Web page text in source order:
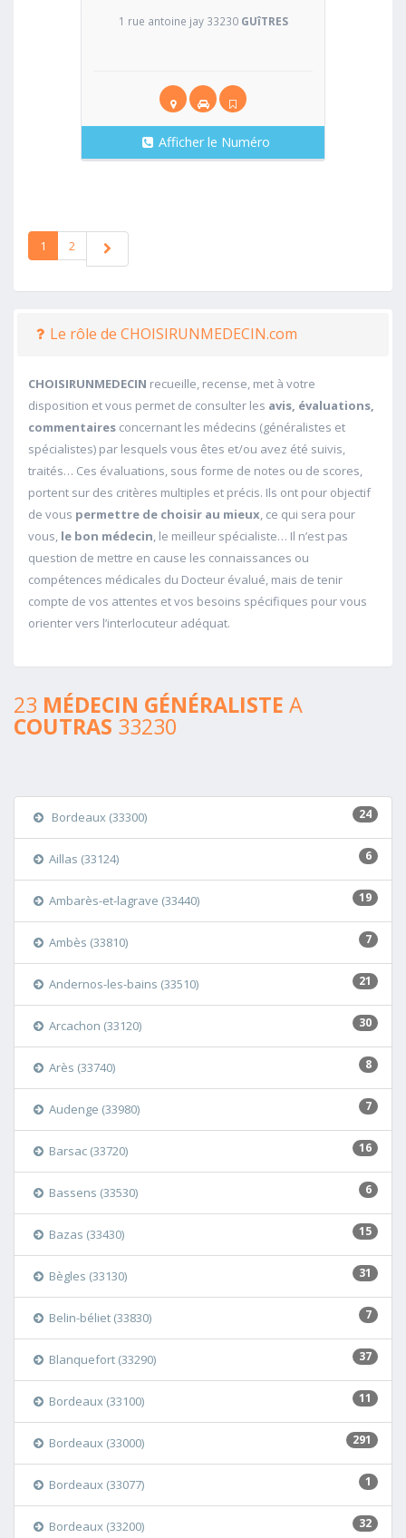
1 rue antoine jay 33230 GUîTRES
Afficher le Numéro
1 2
Le rôle de CHOISIRUNMEDECIN.com
CHOISIRUNMEDECIN recueille, recense, met à votre
disposition et vous permet de consulter les avis, évaluations,
commentaires concernant les médecins (généralistes et
spécialistes) par lesquels vous êtes et/ou avez été suivis,
traités… Ces évaluations, sous forme de notes ou de scores,
portent sur des critères multiples et précis. Ils ont pour objectif
de vous permettre de choisir au mieux, ce qui sera pour
vous, le bon médecin, le meilleur spécialiste… Il n’est pas
question de mettre en cause les connaissances ou
compétences médicales du Docteur évalué, mais de tenir
compte de vos attentes et vos besoins spécifiques pour vous
orienter vers l’interlocuteur adéquat.
23 MÉDECIN GÉNÉRALISTE A
COUTRAS 33230
24
Bordeaux (33300)
6
Aillas (33124)
19
Ambarès-et-lagrave (33440)
7
Ambès (33810)
21
Andernos-les-bains (33510)
30
Arcachon (33120)
8
Arès (33740)
7
Audenge (33980)
16
Barsac (33720)
6
Bassens (33530)
15
Bazas (33430)
31
Bègles (33130)
7
Belin-béliet (33830)
37
Blanquefort (33290)
11
Bordeaux (33100)
291
Bordeaux (33000)
1
Bordeaux (33077)
32
Bordeaux (33200)